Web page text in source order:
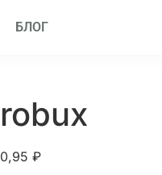
БЛОГ
robux
0,95 ₽